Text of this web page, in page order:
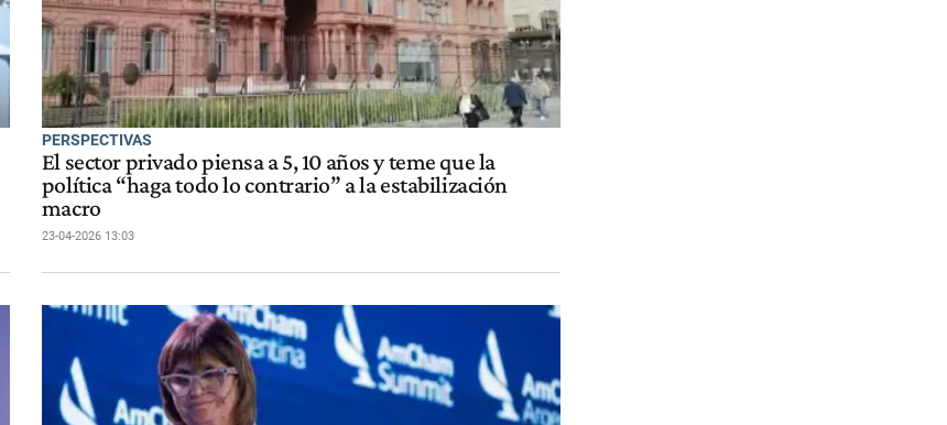
PERSPECTIVAS
El sector privado piensa a 5, 10 años y teme que la
política “haga todo lo contrario” a la estabilización
macro
23-04-2026 13:03